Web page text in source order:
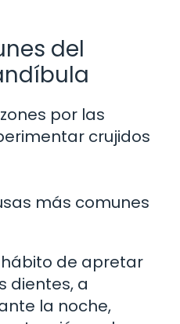
del
por las
crujidos
más comunes
hábito de apretar
dientes, a
la noche,